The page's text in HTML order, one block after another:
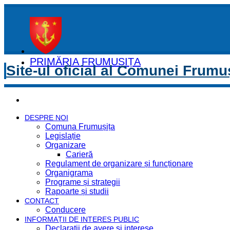
PRIMĂRIA FRUMUȘIȚA
Site-ul oficial al Comunei
DESPRE NOI
Comuna Frumușița
Legislație
Organizare
Carieră
Regulament de organizare și funcționare
Organigrama
Programe și strategii
Rapoarte și studii
CONTACT
Conducere
INFORMAȚII DE INTERES PUBLIC
Declaratii de avere si interese